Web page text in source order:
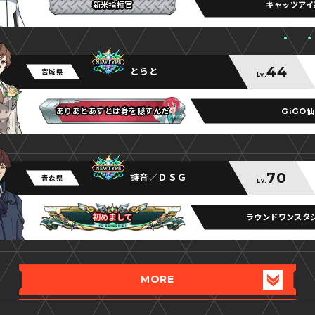
新米指揮官
新米指揮官
新米指揮官 キャッツア
宮城県 とらと Lv. 44
ありあとあすとは身を隠すんだ
ありあとあすとは身を隠すんだ
ありあとあすとは身を隠すんだ GiGO
青森県 詩音／ＤＳＧ Lv. 70
初めまして
初めまして
初めまして ラウンドワンスタ
MORE